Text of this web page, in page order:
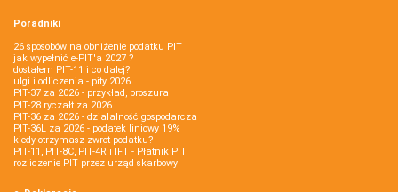
Poradniki
26 sposobów na obniżenie podatku PIT
jak wypełnić e-PIT'a 2027 ?
dostałem PIT-11 i co dalej?
ulgi i odliczenia - pity 2026
PIT-37 za 2026 - przykład, broszura
PIT-28 ryczałt za 2026
PIT-36 za 2026 - działalność gospodarcza
PIT-36L za 2026 - podatek liniowy 19%
kiedy otrzymasz zwrot podatku?
PIT-11, PIT-8C, PIT-4R i IFT - Płatnik PIT
rozliczenie PIT przez urząd skarbowy